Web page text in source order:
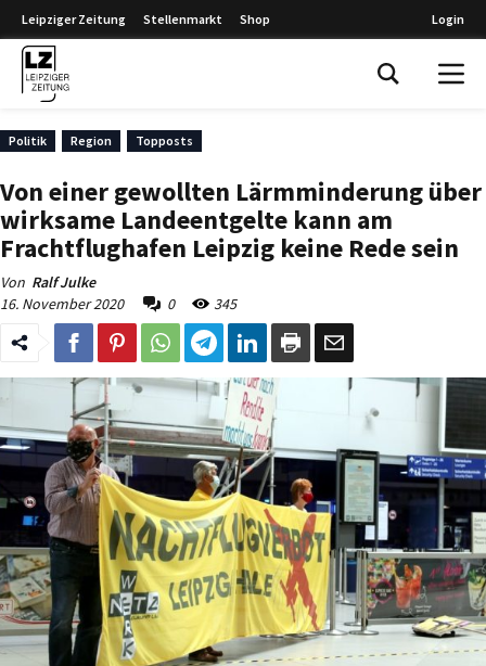
Leipziger Zeitung Stellenmarkt Shop Login
Politik Region Topposts
Von einer gewollten Lärmminderung über
wirksame Landeentgelte kann am
Frachtflughafen Leipzig keine Rede sein
Von Ralf Julke
16. November 2020
0 345